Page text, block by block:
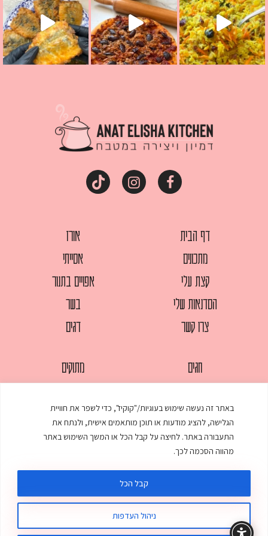
באתר זה נעשה שימוש בעוגיות/"קוקיז", כדי לשפר את חוויית
הגלישה, להציג מודעות או תוכן מותאמים אישית, ולנתח את
התעבורה באתר. לחיצה על קבל הכל או המשך השימוש באתר
מהווה הסכמה לכך.
ניהול העדפות
קבל הכל
דף הבית
מתכונים
קצת עלי
הסדנאות שלי
צרו קשר
אורז
אסייתי
אפויים בתנור
בשר
דגים
חגים
מאפים
ממולאים
מרקים
מתוקים
עוגות
עוף
© כל הזכויות שמורות לענת אלישע | עיצוב ובניית אתר